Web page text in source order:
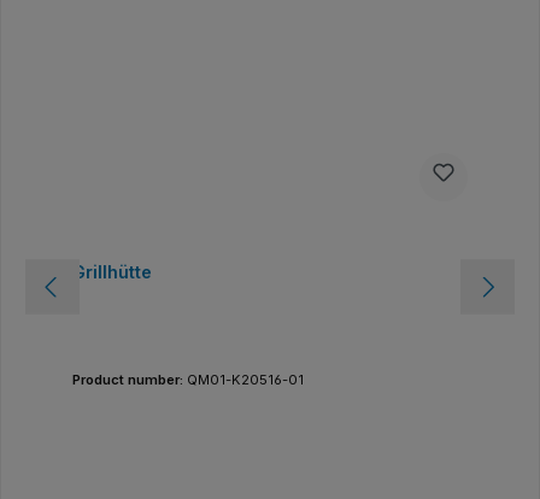
Grillhütte
Product number: QM01-K20516-01